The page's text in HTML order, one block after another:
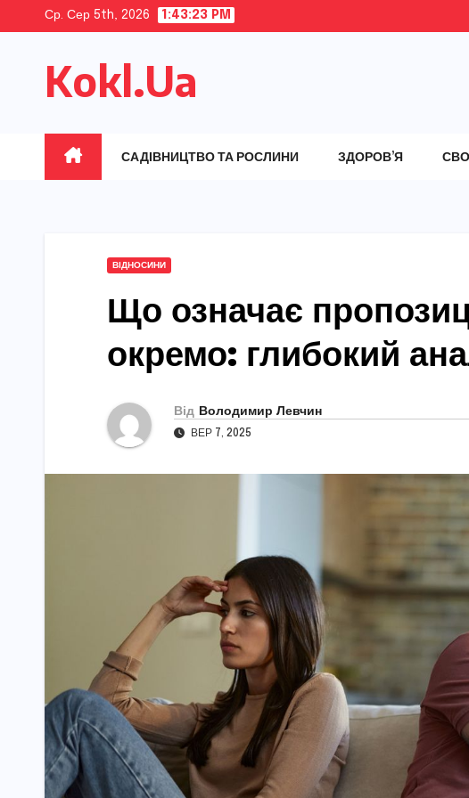
content
Ср. Сер 5th, 2026 1:43:24 PM
Kokl.Ua
САДІВНИЦТВО ТА РОСЛИНИ ЗДОРОВ’Я
ВІДНОСИНИ
Що означає
окремо: глибокий
Від Володимир Левчин
ВЕР 7, 2025